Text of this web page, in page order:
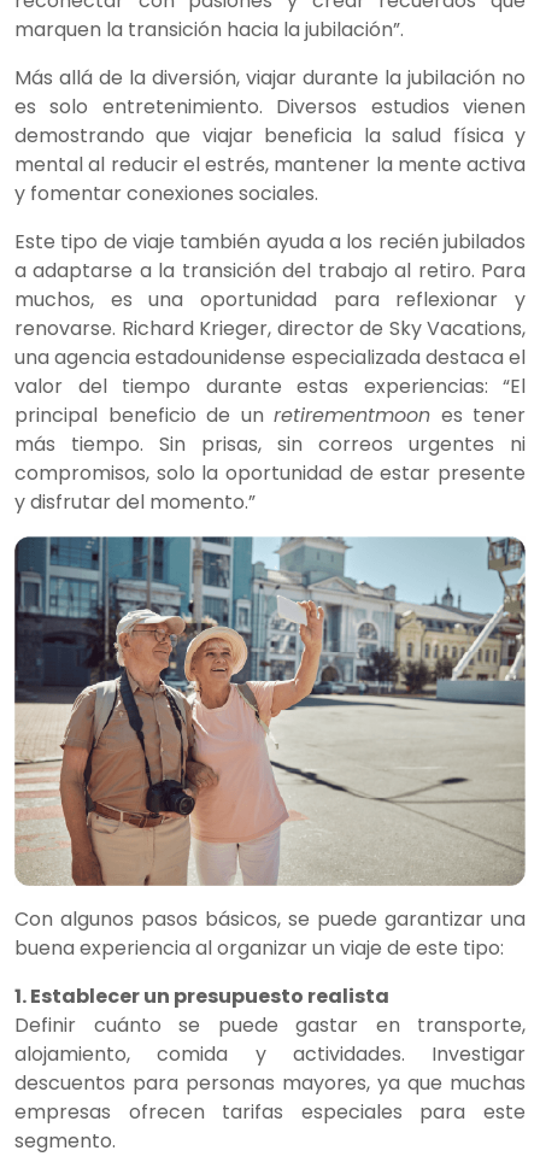
marquen la transición hacia la jubilación”.
Más allá de la diversión, viajar durante la jubilación no
es solo entretenimiento. Diversos estudios vienen
demostrando que viajar beneficia la salud física y
mental al reducir el estrés, mantener la mente activa
y fomentar conexiones sociales.
Este tipo de viaje también ayuda a los recién jubilados
a adaptarse a la transición del trabajo al retiro. Para
muchos, es una oportunidad para reflexionar y
renovarse. Richard Krieger, director de Sky Vacations,
una agencia estadounidense especializada destaca el
valor del tiempo durante estas experiencias: “El
principal beneficio de un retirementmoon es tener
más tiempo. Sin prisas, sin correos urgentes ni
compromisos, solo la oportunidad de estar presente
y disfrutar del momento.”
Con algunos pasos básicos, se puede garantizar una
buena experiencia al organizar un viaje de este tipo:
1. Establecer un presupuesto realista
Definir cuánto se puede gastar en transporte,
alojamiento, comida y actividades. Investigar
descuentos para personas mayores, ya que muchas
empresas ofrecen tarifas especiales para este
segmento.